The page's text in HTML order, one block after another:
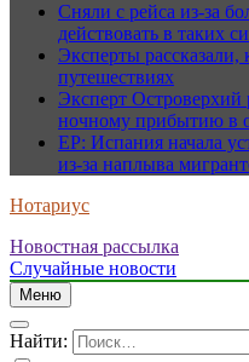
Сняли с рейса из-за
действовать в таких
Эксперты рассказали,
путешествиях
Эксперт Островерхий
ночному прибытию в
EP: Испания начала
из-за наплыва
Нотариус
Новостная рассылка
Случайные новости
Меню
Найти: